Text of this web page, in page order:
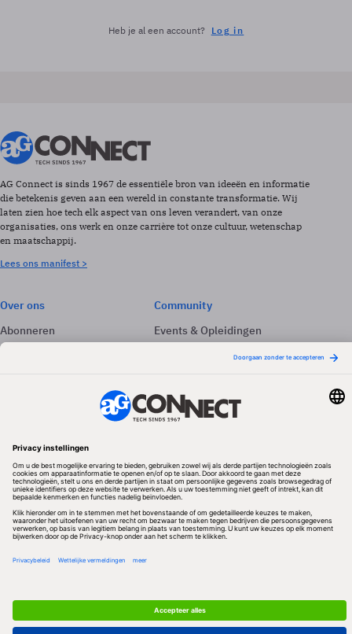
Heb je al een account? Log in
AG Connect is sinds 1967 de essentiële bron van ideeën en informatie
die betekenis geven aan een wereld in constante transformatie. Wij
laten zien hoe tech elk aspect van ons leven verandert, van onze
organisaties, ons werk en onze carrière tot onze cultuur, wetenschap
en maatschappij.
Lees ons manifest >
Over ons
Abonneren
Adverteren
Community
Events & Opleidingen
Volg ons
Redactionele partner
Algemene Voorwaarden & Copyrights